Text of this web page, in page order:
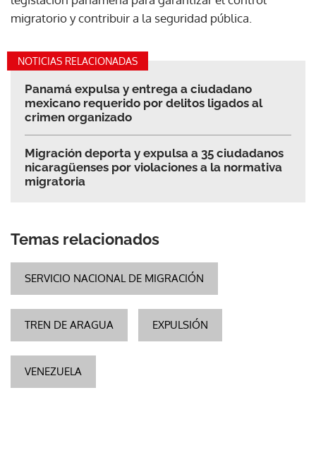
migratorio y contribuir a la seguridad pública.
NOTICIAS RELACIONADAS
Panamá expulsa y entrega a ciudadano
mexicano requerido por delitos ligados al
crimen organizado
Migración deporta y expulsa a 35 ciudadanos
nicaragüenses por violaciones a la normativa
migratoria
Temas relacionados
SERVICIO NACIONAL DE MIGRACIÓN
TREN DE ARAGUA EXPULSIÓN
VENEZUELA